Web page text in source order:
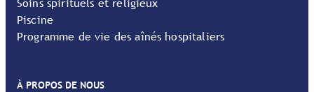
Piscine
Programme de vie des aînés hospitaliers
À PROPOS DE NOUS